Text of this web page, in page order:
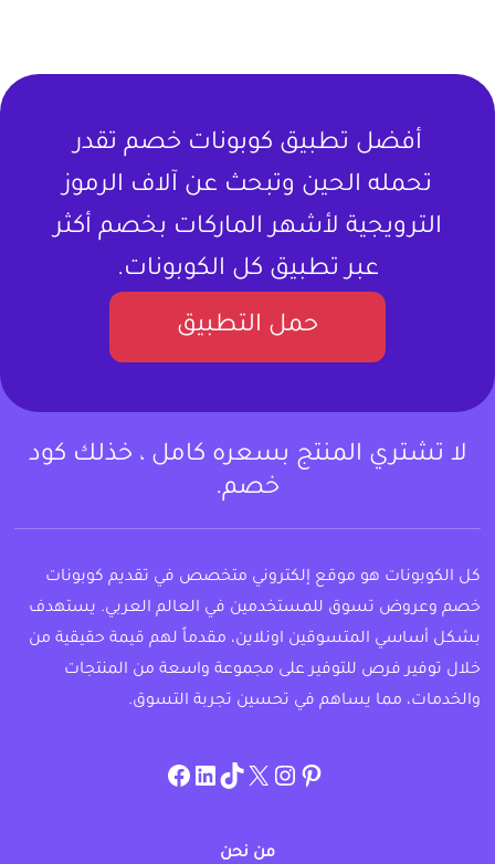
أفضل تطبيق كوبونات خصم تقدر
تحمله الحين وتبحث عن آلاف الرموز
الترويجية لأشهر الماركات بخصم أكثر
عبر تطبيق كل الكوبونات.
حمل التطبيق
لا تشتري المنتج بسعره كامل ، خذلك كود
خصم.
كل الكوبونات هو موقع إلكتروني متخصص في تقديم كوبونات
خصم وعروض تسوق للمستخدمين في العالم العربي. يستهدف
بشكل أساسي المتسوقين اونلاين، مقدماً لهم قيمة حقيقية من
خلال توفير فرص للتوفير على مجموعة واسعة من المنتجات
والخدمات، مما يساهم في تحسين تجربة التسوق.
pinterest
allcouponat
twitter
TikTok
linkedin
facebook
من نحن